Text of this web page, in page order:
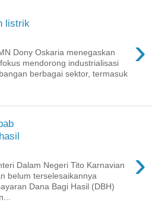
listrik
›
Dony Oskaria menegaskan
mendorong industrialisasi
berbagai sektor, termasuk
›
Dalam Negeri Tito Karnavian
belum terselesaikannya
Dana Bagi Hasil (DBH)